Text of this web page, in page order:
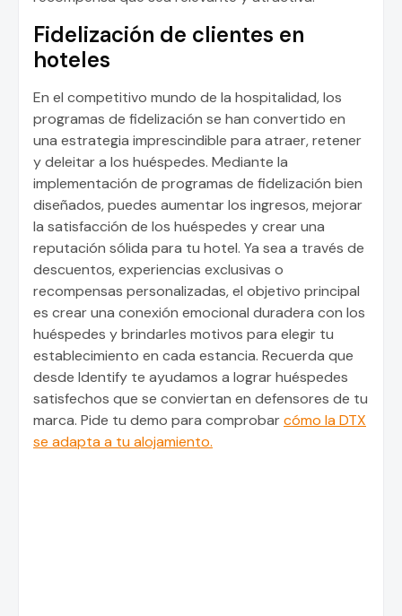
Fidelización de clientes en
hoteles
En el competitivo mundo de la hospitalidad, los
programas de fidelización se han convertido en
una estrategia imprescindible para atraer, retener
y deleitar a los huéspedes. Mediante la
implementación de programas de fidelización bien
diseñados, puedes aumentar los ingresos, mejorar
la satisfacción de los huéspedes y crear una
reputación sólida para tu hotel. Ya sea a través de
descuentos, experiencias exclusivas o
recompensas personalizadas, el objetivo principal
es crear una conexión emocional duradera con los
huéspedes y brindarles motivos para elegir tu
establecimiento en cada estancia. Recuerda que
desde Identify te ayudamos a lograr huéspedes
satisfechos que se conviertan en defensores de tu
marca. Pide tu demo para comprobarcómo la DTX
se adapta a tu alojamiento.